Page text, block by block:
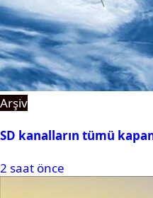
Arşiv
SD kanalların tümü
2 saat önce